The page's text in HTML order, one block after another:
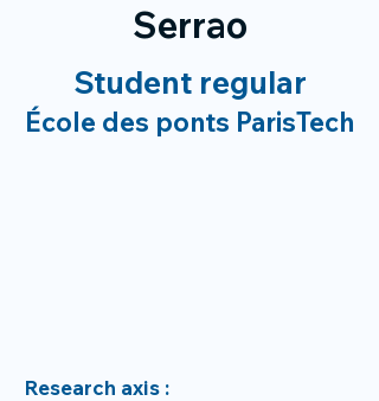
Serrao
Student regular
École des ponts ParisTech
Research axis :